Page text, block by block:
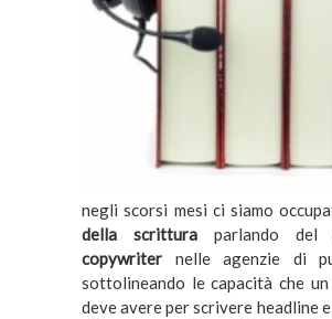
negli scorsi mesi ci siamo
della scritturaparlando del
copywriternelle agenzie di
sottolineando le capacità che
deve avere per scrivere headline